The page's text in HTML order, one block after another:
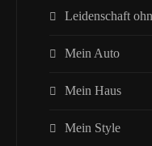
Leidenschaft
Mein Auto
Mein Haus
Mein Style